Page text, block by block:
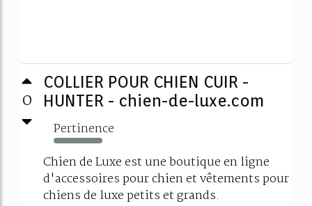
0
COLLIER POUR CHIEN CUIR -
HUNTER - chien-de-luxe.com
Pertinence
742%
Chien de Luxe est une boutique en ligne
d'accessoires pour chien et vêtements pour
chiens de luxe petits et grands.